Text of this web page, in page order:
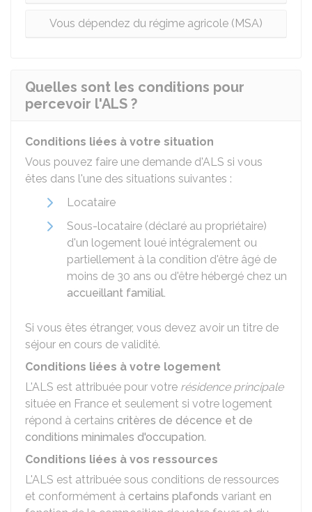
Vous dépendez du régime agricole (MSA)
Quelles sont les conditions pour
percevoir l'ALS ?
Conditions liées à votre situation
Vous pouvez faire une demande d'ALS si vous
êtes dans l'une des situations suivantes :
Locataire
Sous-locataire (déclaré au propriétaire)
d'un logement loué intégralement ou
partiellement à la condition d'être âgé de
moins de 30 ans ou d'être hébergé chez un
accueillant familial.
Si vous êtes étranger, vous devez avoir un titre de
séjour en cours de validité.
Conditions liées à votre logement
L'ALS est attribuée pour votre résidence principale
située en France et seulement si votre logement
répond à certains critères de décence et de
conditions minimales d'occupation.
Conditions liées à vos ressources
L'ALS est attribuée sous conditions de ressources
et conformément à certains plafonds variant en